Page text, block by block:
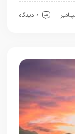
0 دیدگاه